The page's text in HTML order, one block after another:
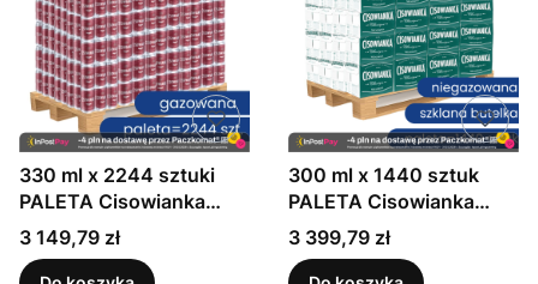
330 ml x 2244 sztuki
PALETA Cisowianka
Naturalna woda
mineralna silnie
Cena
3 149,79 zł
300 ml x 1440 sztuk
PALETA Cisowianka
Naturalna woda
mineralna niegazowana
Cena
3 399,79 zł